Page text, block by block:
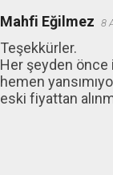
Mahfi Eğilmez 8
Teşekkürler.
Her şeyden önce
hemen
eski fiyattan